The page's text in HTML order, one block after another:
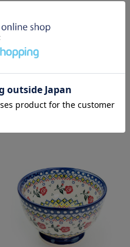
カフェオレボウル(V425-
¥8,470(税込)